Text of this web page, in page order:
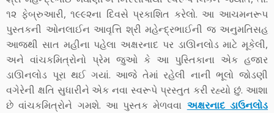
૧૨ ફેબ્રુઆરી, ૧૯૯૨ના દિવસે પ્રકાશિત કરેલો. આ આચમનરૂપ
પુસ્તકની ઓનલાઈન આવૃત્તિ શ્રી મહેન્દ્રભાઈની જ અનુમતિસહ
આજથી સાત મહીના પહેલા અક્ષરનાદ પર ડાઊનલોડ માટે મૂકેલી,
અને વાંચકમિત્રોનો પ્રેમ જુઓ કે આ પુસ્તિકાના એક હજાર
ડાઊનલોડ પૂરા થઈ ગયાં. આજે તેમાં રહેલી નાની ભૂલો જોડણી
વગેરેની ક્ષતિ સુધારીને એક નવા સ્વરૂપે પ્રસ્તુત કરી રહ્યો છું. આશા
છે વાંચકમિત્રોને ગમશે. આ પુસ્તક મેળવવા અક્ષરનાદ ડાઉનલોડ